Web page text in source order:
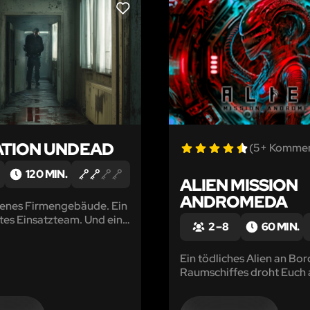
LIKE
UNDEAD
120 MIN.
Firmengebäude. Ein
Einsatzteam. Und ein
(5+
ALIEN MISSION
ANDROMEDA
2 – 8 60 MIN.
Ein tödliches Alien an
Raumschiffes droht Euch